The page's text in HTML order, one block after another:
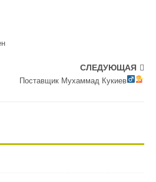
СЛЕДУЮЩАЯ
Поставщик Мухаммад Кукиев